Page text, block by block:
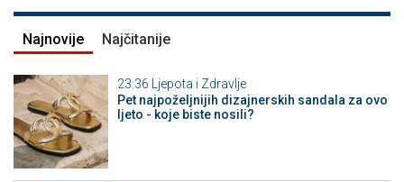
Najnovije Najčitanije
23:36 Ljepota i Zdravlje
Pet najpoželjnijih dizajnerskih sandala za ovo
ljeto - koje biste nosili?